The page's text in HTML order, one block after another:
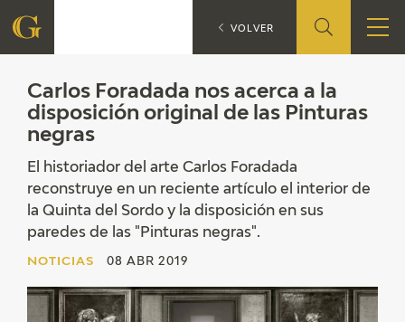
FUNDACIÓN
QUIENES SOMOS
SEDE
CONTACTO
Carlos Foradada nos acerca a la
disposición original de las Pinturas
negras
El historiador del arte Carlos Foradada
reconstruye en un reciente artículo el interior de
la Quinta del Sordo y la disposición en sus
paredes de las "Pinturas negras".
NOTICIAS 08 ABR 2019
NOTICIAS Carlos
VOLVER